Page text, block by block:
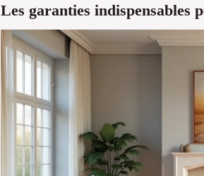
Les garanties indispensables